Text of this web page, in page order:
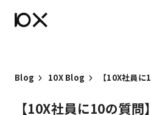
Blog 10X Blog
【10X社員に10の質